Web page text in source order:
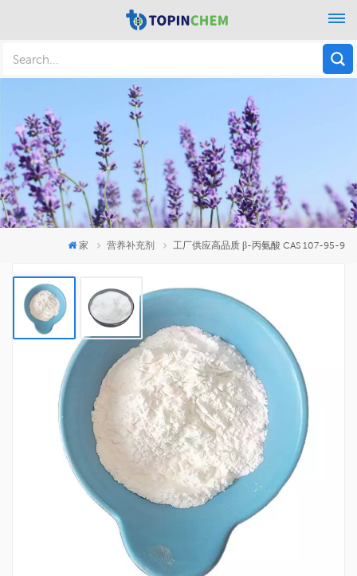
家 营养补充剂 工厂供应高品质 β-丙氨酸 CAS 107-95-9
工厂供应高品质 Β-丙氨酸 CAS 107-95-9
β-丙氨酸是一种存在于所有生物体中的非蛋白质β-氨基酸。
107-95-9
欧洲化学会 : 203-536-5
25KG/CARTON
TOPINCHEM®
CHINA
C3H7NO2